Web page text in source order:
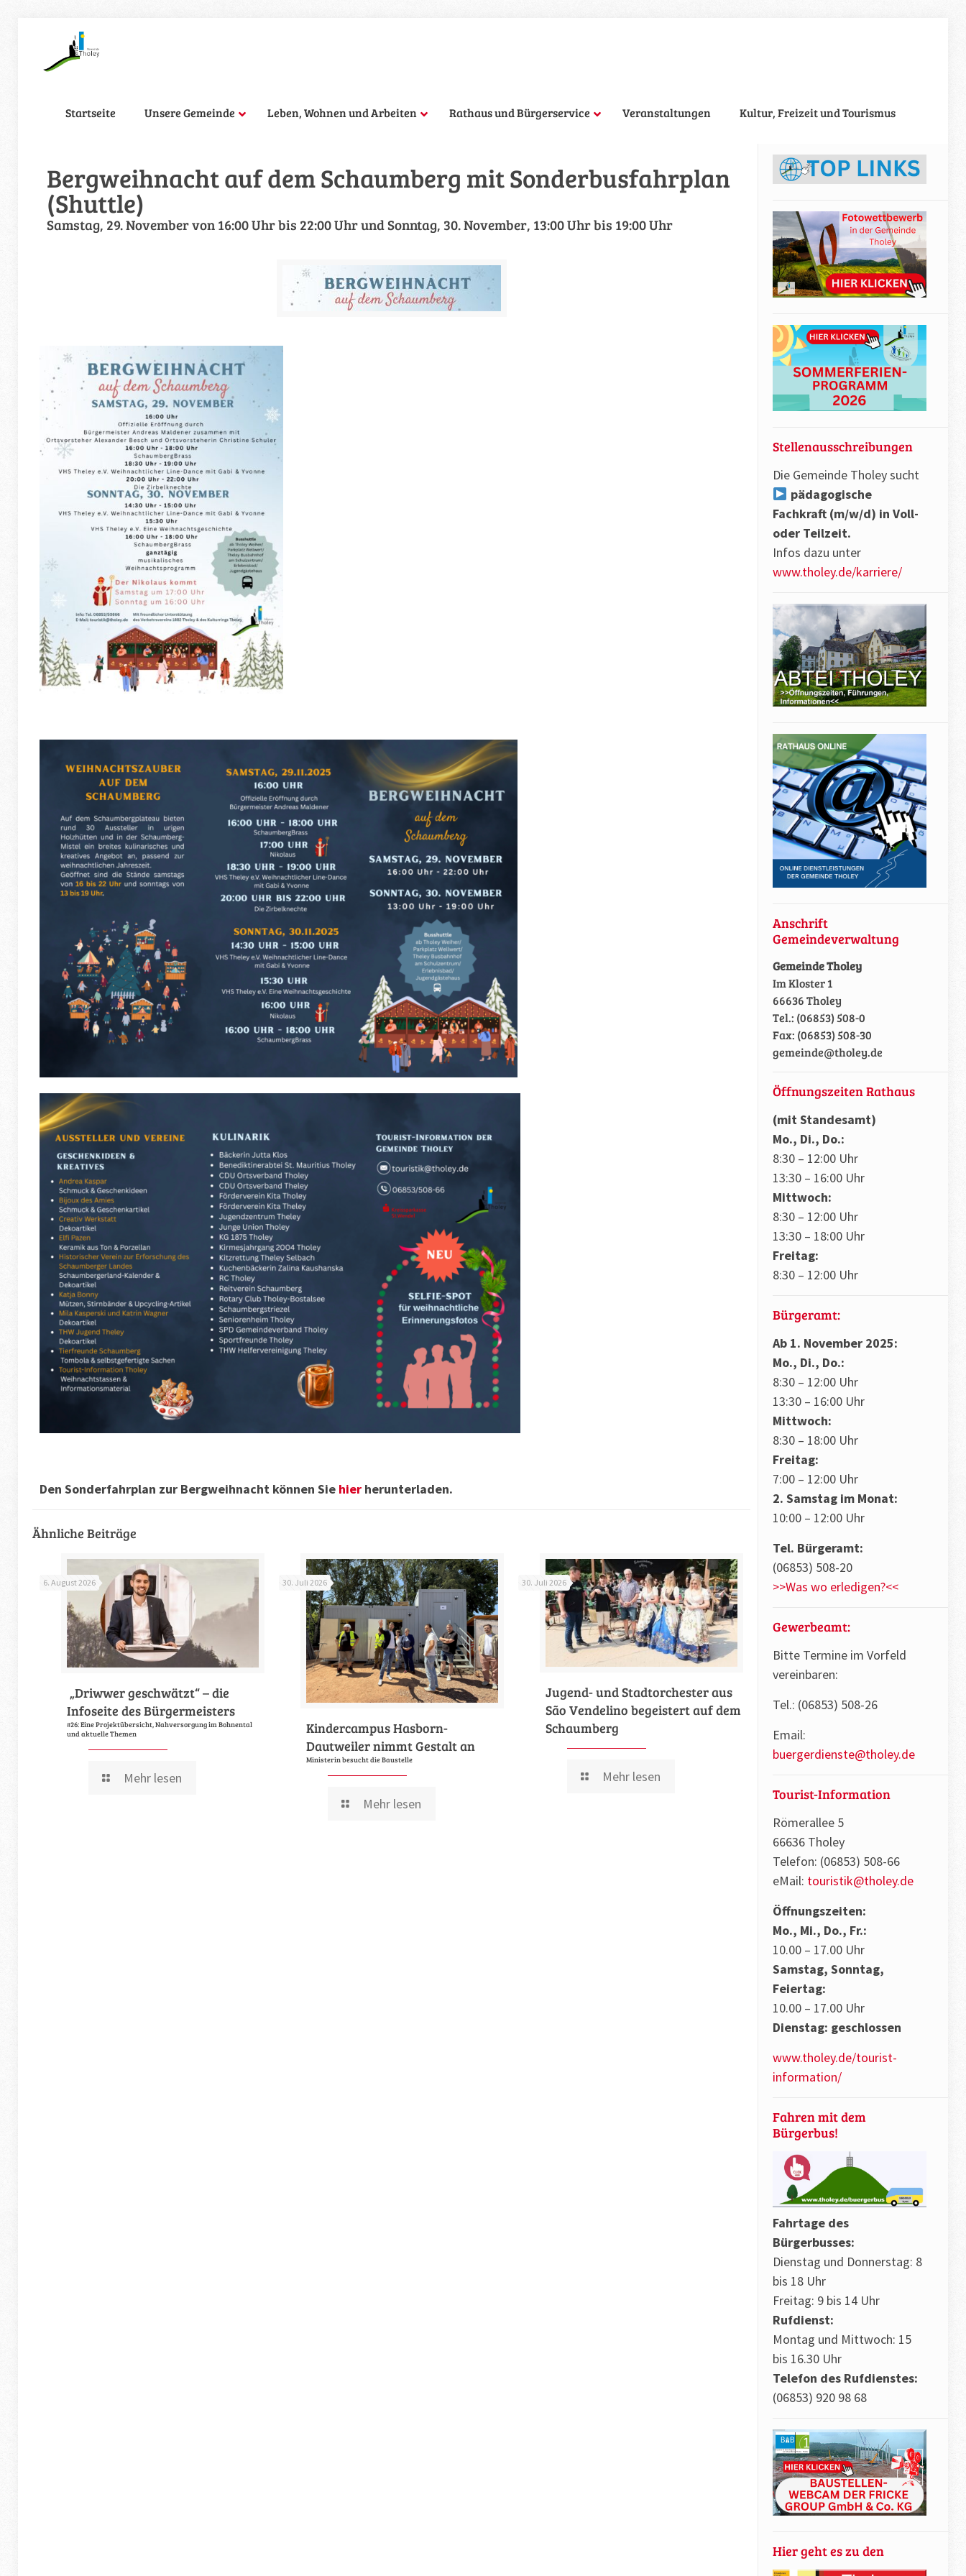
Startseite Unsere Gemeinde Leben, Wohnen und Arbeiten Rathaus und Bürgerservice Veranstaltungen Kultur, Freizeit und Tourismus
Bergweihnacht auf dem Schaumberg mit Sonderbusfahrplan
(Shuttle)
Samstag, 29. November von 16:00 Uhr bis 22:00 Uhr und Sonntag, 30. November, 13:00 Uhr bis 19:00 Uhr
Den Sonderfahrplan zur Bergweihnacht können Sie hierherunterladen.
Ähnliche Beiträge
6. August 2026
„Driwwer geschwätzt“ – die
Infoseite des Bürgermeisters
#26: Eine Projektübersicht, Nahversorgung im Bohnental
und aktuelle Themen
Mehr lesen
30. Juli 2026
Kindercampus Hasborn-
Dautweiler nimmt Gestalt an
Ministerin besucht die Baustelle
Mehr lesen
30. Juli 2026
Jugend- und Stadtorchester aus
São Vendelino begeistert auf dem
Schaumberg
Mehr lesen
Stellenausschreibungen
Die Gemeinde Tholey sucht
pädagogische
Fachkraft (m/w/d) in Voll-
oder Teilzeit.
Infos dazu unter
www.tholey.de/karriere/
Anschrift
Gemeindeverwaltung
Gemeinde Tholey
Im Kloster 1
66636 Tholey
Tel.: (06853) 508-0
Fax: (06853) 508-30
gemeinde@tholey.de
Öffnungszeiten Rathaus
(mit Standesamt)
Mo., Di., Do.:
8:30 – 12:00 Uhr
13:30 – 16:00 Uhr
Mittwoch:
8:30 – 12:00 Uhr
13:30 – 18:00 Uhr
Freitag:
8:30 – 12:00 Uhr
Bürgeramt:
Ab 1. November 2025:
Mo., Di., Do.:
8:30 – 12:00 Uhr
13:30 – 16:00 Uhr
Mittwoch:
8:30 – 18:00 Uhr
Freitag:
7:00 – 12:00 Uhr
2. Samstag im Monat:
10:00 – 12:00 Uhr
Tel. Bürgeramt:
(06853) 508-20
>>Was wo erledigen?<<
Gewerbeamt:
Bitte Termine im Vorfeld
vereinbaren:
Tel.: (06853) 508-26
Email:
buergerdienste@tholey.de
Tourist-Information
Römerallee 5
66636 Tholey
Telefon: (06853) 508-66
eMail: touristik@tholey.de
Öffnungszeiten:
Mo., Mi., Do., Fr.:
10.00 – 17.00 Uhr
Samstag, Sonntag,
Feiertag:
10.00 – 17.00 Uhr
Dienstag: geschlossen
www.tholey.de/tourist-
information/
Fahren mit dem
Bürgerbus!
Fahrtage des
Bürgerbusses:
Dienstag und Donnerstag: 8
bis 18 Uhr
Freitag: 9 bis 14 Uhr
Rufdienst:
Montag und Mittwoch: 15
bis 16.30 Uhr
Telefon des Rufdienstes:
(06853) 920 98 68
Hier geht es zu den